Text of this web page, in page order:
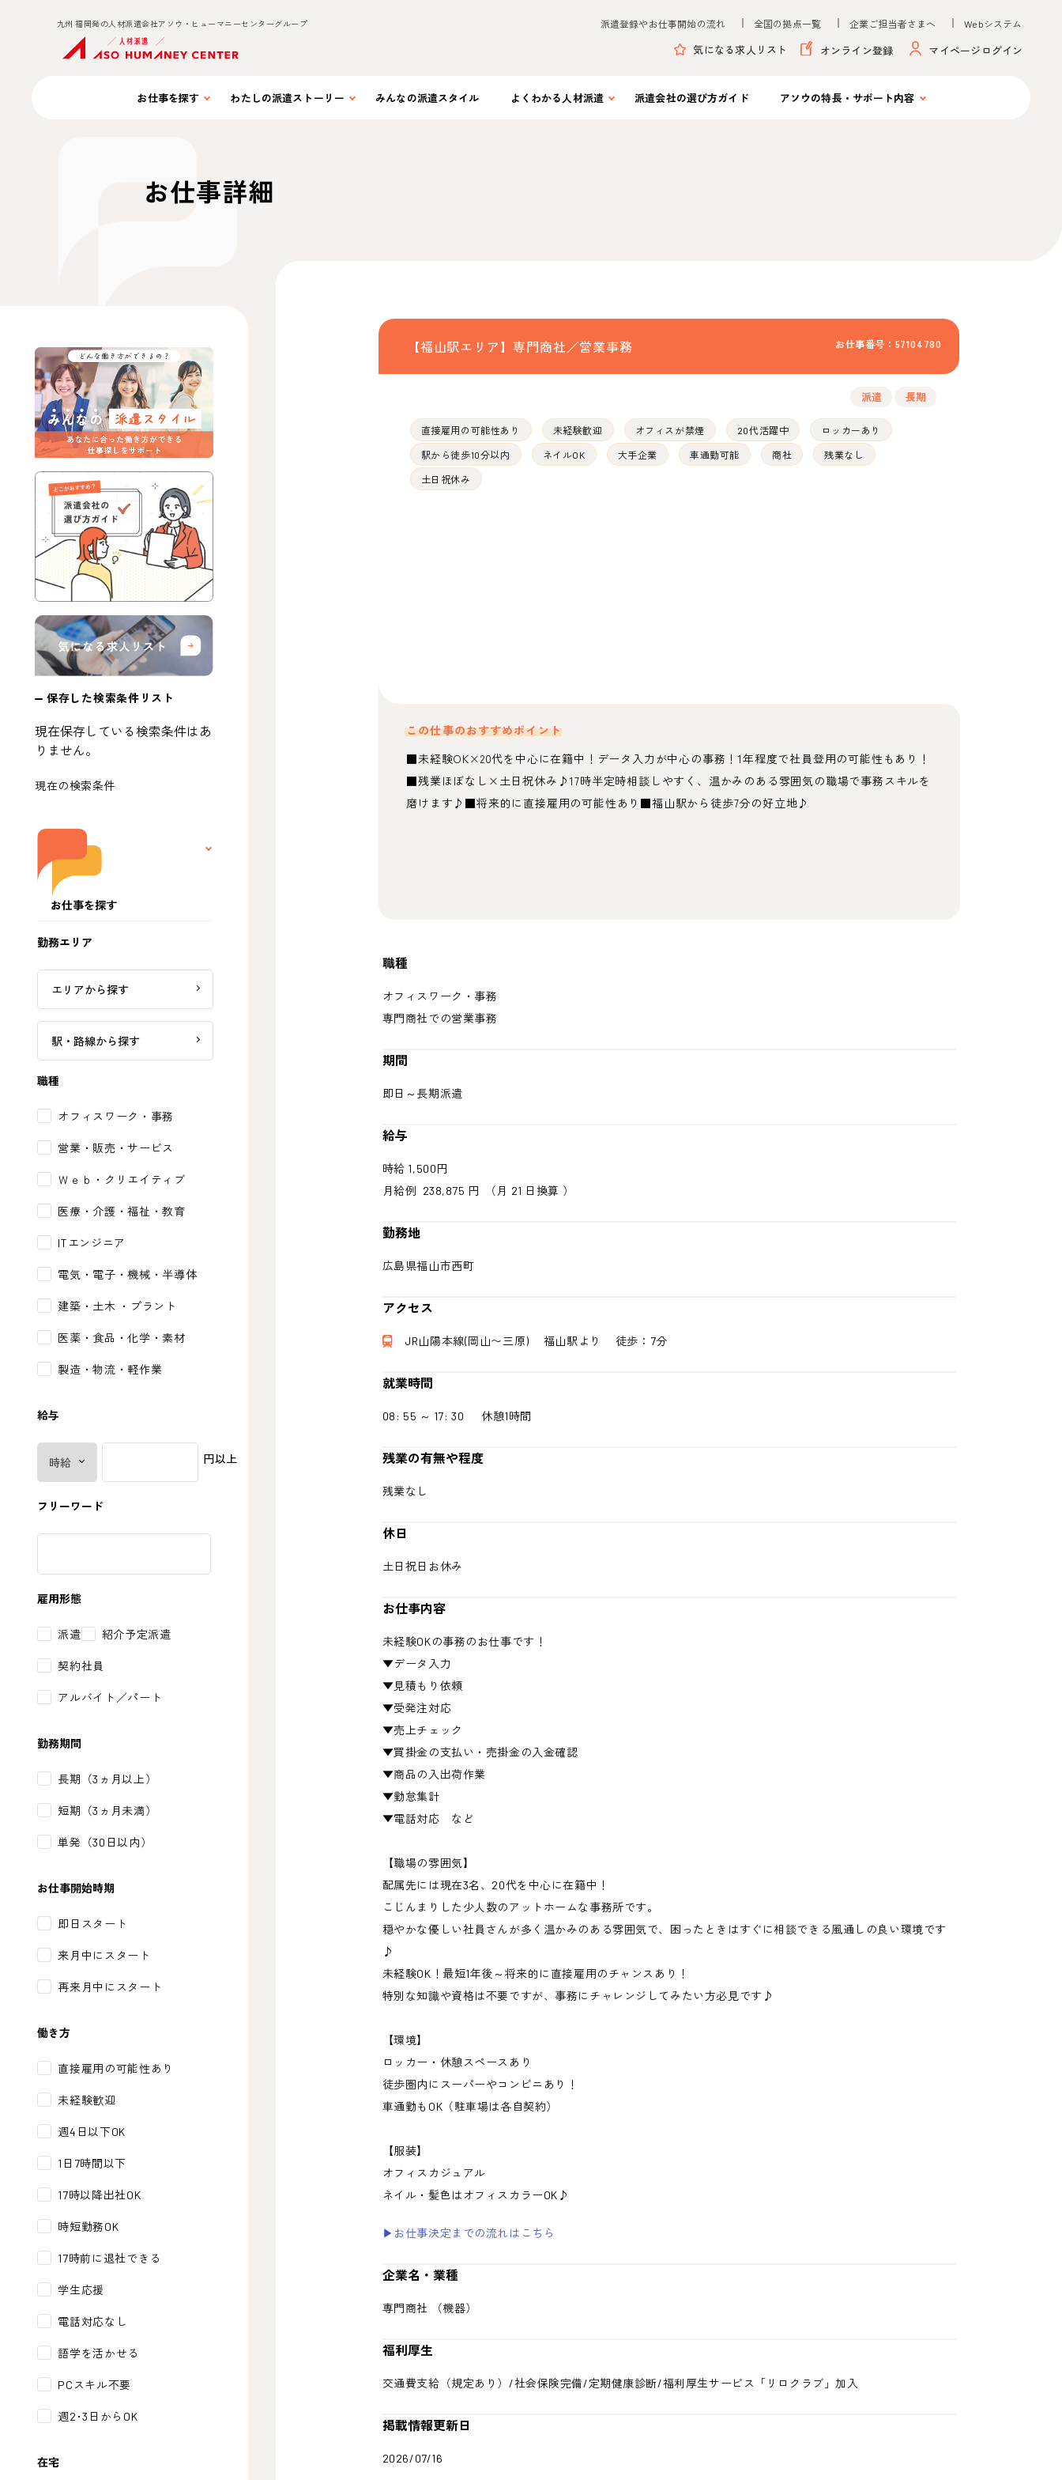
九州 福岡発の人材派遣会社アソウ・ヒューマニーセンターグループ 派遣登録やお仕事開始の流れ 全国の拠点一覧 企業ご担当者さまへ Webシステム
気になる求人リスト オンライン登録 マイページログイン
お仕事を探す わたしの派遣ストーリー みんなの派遣スタイル よくわかる 人材派遣 派遣会社の選び方ガイド アソウの特長・サポート内容
お仕事詳細
保存した検索条件リスト
現在保存している検索条件はあ
りません。
現在の検索条件
お仕事を探す
勤務エリア
エリアから探す
駅・路線から探す
職種
オフィスワーク・事務
営業・販売・サービス
Ｗｅｂ・クリエイティブ
医療・介護・福祉・教育
ITエンジニア
電気・電子・機械・半導体
建築・土木 ・プラント
医薬・食品・化学・素材
製造・物流・軽作業
給与
円以上
フリーワード
雇用形態
派遣 紹介予定派遣
契約社員
アルバイト／パート
勤務期間
長期（3ヵ月以上）
短期（3ヵ月未満）
単発（30日以内）
お仕事開始時期
即日スタート
来月中にスタート
再来月中にスタート
働き方
直接雇用の可能性あり
未経験歓迎
週4日以下OK
1日7時間以下
17時以降出社OK
時短勤務OK
17時前に退社できる
学生応援
電話対応なし
語学を活かせる
PCスキル不要
週2･3日からOK
在宅
お仕事番号：57104780
【福山駅エリア】専門商社／営業事務
派遣 長期
直接雇用の可能性あり 未経験歓迎 オフィスが禁煙 20代活躍中 ロッカーあり
駅から徒歩10分以内 ネイルOK 大手企業 車通勤可能 商社 残業なし
土日祝休み
この仕事のおすすめポイント
■未経験OK×20代を中心に在籍中！データ入力が中心の事務！1年程度で社員登用の可能性もあり！
■残業ほぼなし×土日祝休み♪17時半定時相談しやすく、温かみのある雰囲気の職場で事務スキルを
磨けます♪■将来的に直接雇用の可能性あり■福山駅から徒歩7分の好立地♪
職種
オフィスワーク・事務
専門商社での営業事務
期間
即日～長期派遣
給与
時給 1,500円
月給例 238,875 円
（月 21 日換算 ）
勤務地
広島県福山市西町
アクセス
JR山陽本線(岡山〜三原) 福山駅より 徒歩：7分
就業時間
08: 55 ～ 17: 30 休憩1時間
残業の有無や程度
残業なし
休日
土日祝日お休み
お仕事内容
未経験OKの事務のお仕事です！
▼データ入力
▼見積もり依頼
▼受発注対応
▼売上チェック
▼買掛金の支払い・売掛金の入金確認
▼商品の入出荷作業
▼勤怠集計
▼電話対応 など
【職場の雰囲気】
配属先には現在3名、20代を中心に在籍中！
こじんまりした少人数のアットホームな事務所です。
穏やかな優しい社員さんが多く温かみのある雰囲気で、困ったときはすぐに相談できる風通しの良い環境です
♪
未経験OK！最短1年後～将来的に直接雇用のチャンスあり！
特別な知識や資格は不要ですが、事務にチャレンジしてみたい方必見です♪
【環境】
ロッカー・休憩スペースあり
徒歩圏内にスーパーやコンビニあり！
車通勤もOK（駐車場は各自契約）
【服装】
オフィスカジュアル
ネイル・髪色はオフィスカラーOK♪
▶お仕事決定までの流れはこちら
企業名・業種
専門商社 （機器）
福利厚生
交通費支給（規定あり）/社会保険完備/定期健康診断/福利厚生サービス「リロクラブ」加入
掲載情報更新日
2026/07/16